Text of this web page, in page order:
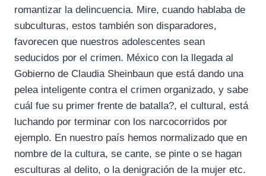
romantizar la delincuencia. Mire, cuando hablaba de
subculturas, estos también son disparadores,
favorecen que nuestros adolescentes sean
seducidos por el crimen. México con la llegada al
Gobierno de Claudia Sheinbaun que está dando una
pelea inteligente contra el crimen organizado, y sabe
cuál fue su primer frente de batalla?, el cultural, está
luchando por terminar con los narcocorridos por
ejemplo. En nuestro país hemos normalizado que en
nombre de la cultura, se cante, se pinte o se hagan
esculturas al delito, o la denigración de la mujer etc.